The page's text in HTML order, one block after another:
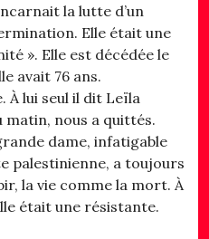
la lutte d’un
Elle était une
». Elle est décédée le
avait 76 ans.
À lui seul il dit Leïla
matin, nous a quittés.
dame, infatigable
palestinienne, a toujours
la vie comme la mort. À
était une résistante.